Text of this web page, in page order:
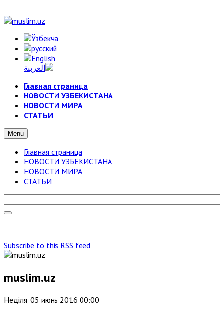
Главная страница
НОВОСТИ УЗБЕКИСТАНА
НОВОСТИ МИРА
СТАТЬИ
Menu
Главная страница
НОВОСТИ УЗБЕКИСТАНА
НОВОСТИ МИРА
СТАТЬИ
Subscribe to this RSS feed
muslim.uz
Неділя, 05 июнь 2016 00:00